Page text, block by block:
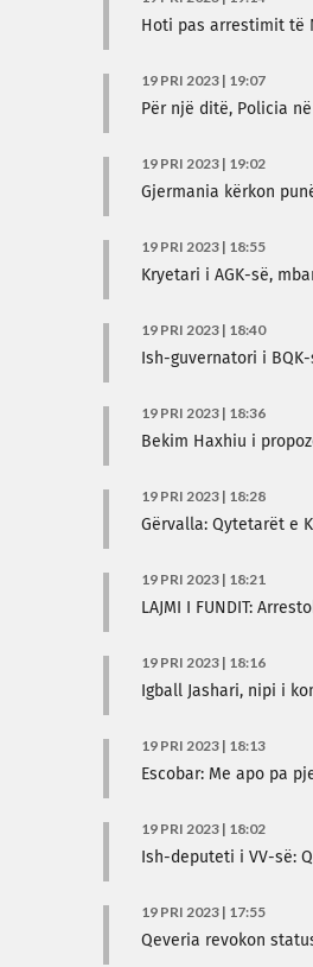
Hoti pas arrestimit të
19 PRI 2023 | 19:07
Për një ditë, Policia
19 PRI 2023 | 19:02
Gjermania kërkon
19 PRI 2023 | 18:55
Kryetari i AGK-së,
19 PRI 2023 | 18:40
Ish-guvernatori i
19 PRI 2023 | 18:36
Bekim Haxhiu i
19 PRI 2023 | 18:28
Gërvalla: Qytetarët e
19 PRI 2023 | 18:21
LAJMI I FUNDIT:
19 PRI 2023 | 18:16
Igball Jashari, nipi i
19 PRI 2023 | 18:13
Escobar: Me apo pa
19 PRI 2023 | 18:02
Ish-deputeti i VV-së:
19 PRI 2023 | 17:55
Qeveria revokon